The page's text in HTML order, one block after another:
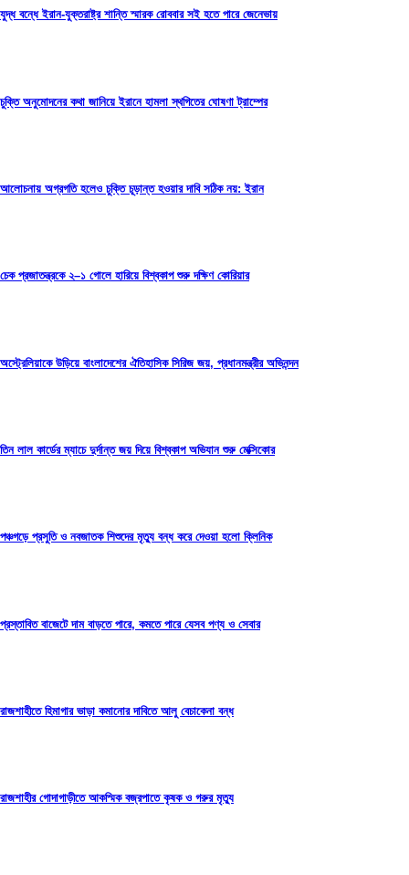
যুদ্ধ বন্ধে ইরান-যুক্তরাষ্ট্র শান্তি স্মারক রোববার সই হতে পারে জেনেভায়
চুক্তি অনুমোদনের কথা জানিয়ে ইরানে হামলা স্থগিতের ঘোষণা ট্রাম্পের
আলোচনায় অগ্রগতি হলেও চুক্তি চূড়ান্ত হওয়ার দাবি সঠিক নয়: ইরান
চেক প্রজাতন্ত্রকে ২–১ গোলে হারিয়ে বিশ্বকাপ শুরু দক্ষিণ কোরিয়ার
অস্ট্রেলিয়াকে উড়িয়ে বাংলাদেশের ঐতিহাসিক সিরিজ জয়, প্রধানমন্ত্রীর অভিনন্দন
তিন লাল কার্ডের ম্যাচে দুর্দান্ত জয় দিয়ে বিশ্বকাপ অভিযান শুরু মেক্সিকোর
পঞ্চগড়ে প্রসুতি ও নবজাতক শিশুদের মৃত্যু বন্ধ করে দেওয়া হলো ক্লিনিক
প্রস্তাবিত বাজেটে দাম বাড়তে পারে, কমতে পারে যেসব পণ্য ও সেবার
রাজশাহীতে হিমাগার ভাড়া কমানোর দাবিতে আলু বেচাকেনা বন্ধ
রাজশাহীর গোদাগাড়ীতে আকস্মিক বজ্রপাতে কৃষক ও গরুর মৃত্যু